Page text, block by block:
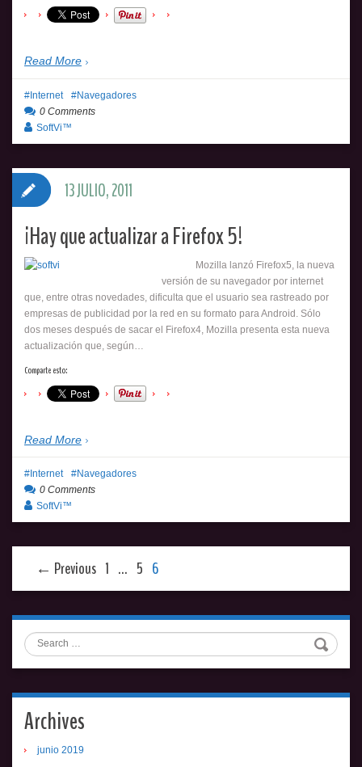
Read More
Internet
Navegadores
0 Comments
SoftVi™
¡Hay que actualizar a Firefox 5!
Mozilla lanzó Firefox5, la nueva
versión de su navegador por internet
que, entre otras novedades, dificulta que el usuario sea rastreado por
empresas de publicidad por la red en su formato para Android. Sólo
dos meses después de sacar el Firefox4, Mozilla presenta esta nueva
actualización que, según…
Comparte esto:
Read More
13 JULIO, 2011
Internet
Navegadores
0 Comments
SoftVi™
← Previous 1 … 5 6
Search
Archives
junio 2019